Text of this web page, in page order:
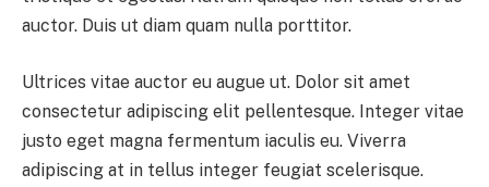
auctor. Duis ut diam quam nulla porttitor.
Ultrices vitae auctor eu augue ut. Dolor sit amet
consectetur adipiscing elit pellentesque. Integer vitae
justo eget magna fermentum iaculis eu. Viverra
adipiscing at in tellus integer feugiat scelerisque.